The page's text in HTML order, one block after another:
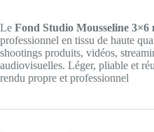
Le Fond Studio Mousseline 3×6
professionnel en tissu de haute
shootings produits, vidéos,
audiovisuelles. Léger, pliable et
rendu propre et professionnel